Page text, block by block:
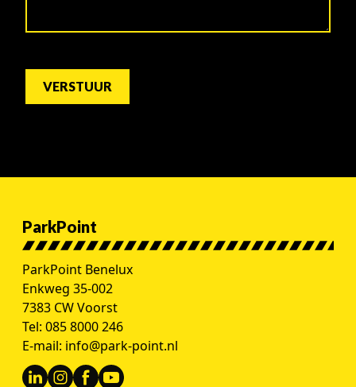
ParkPoint
ParkPoint Benelux
Enkweg 35-002
7383 CW Voorst
Tel: 085 8000 246
E-mail: info@park-point.nl